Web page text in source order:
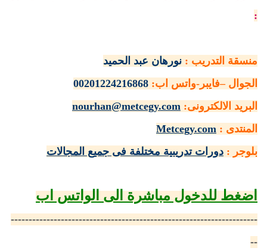
:
منسقة التدريب : نورهان عبد الحميد
الجوال –فايبر -واتس اب: 00201224216868
البريد الالكترونى: nourhan@metcegy.com
المنتدى : Metcegy.com
بلوجر : دورات تدريبية مختلفة فى جميع المجالات
اضغط للدخول مباشرة الى الواتس اب
---------------------------------------------------------------------
--